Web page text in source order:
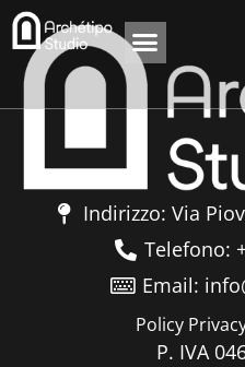
Indirizzo: Via
Telefono:
Email:
Policy
P. IVA